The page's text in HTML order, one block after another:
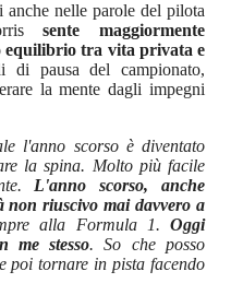
anche nelle parole del pilota
sente maggiormente
tra vita privata e
di pausa del campionato,
la mente dagli impegni
l'anno scorso è diventato
la spina. Molto più facile
L'anno scorso, anche
non riuscivo mai davvero a
alla Formula 1. Oggi
me stesso. So che posso
poi tornare in pista facendo